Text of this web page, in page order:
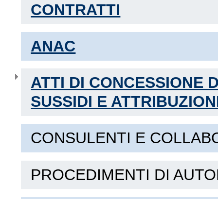
CONTRATTI
ANAC
ATTI DI CONCESSIONE
SUSSIDI E
CONSULENTI E
PROCEDIMENTI DI